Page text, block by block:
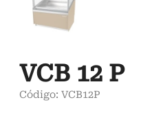
VCB 12 P
Código: VCB12P